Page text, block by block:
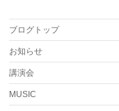
ブログトップ
お知らせ
講演会
MUSIC